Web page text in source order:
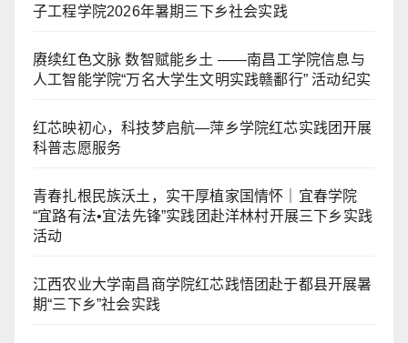
子工程学院2026年暑期三下乡社会实践
赓续红色文脉 数智赋能乡土 ——南昌工学院信息与
人工智能学院“万名大学生文明实践赣鄱行” 活动纪实
红芯映初心，科技梦启航—萍乡学院红芯实践团开展
科普志愿服务
青春扎根民族沃土，实干厚植家国情怀｜宜春学院
“宜路有法•宜法先锋”实践团赴洋林村开展三下乡实践
活动
江西农业大学南昌商学院红芯践悟团赴于都县开展暑
期“三下乡”社会实践